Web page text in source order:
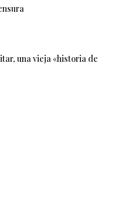
una vieja «historia de